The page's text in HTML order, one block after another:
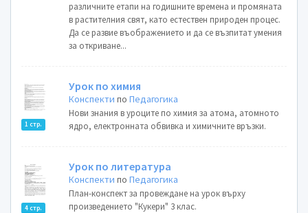
различните етапи на годишните времена и промяната
в растителния свят, като естествен природен процес.
Да се развие въображението и да се възпитат умения
за откриване...
1 стр.
Урок по химия
Конспекти поПедагогика
Нови знания в уроците по химия за атома, атомното
ядро, електронната обвивка и химичните връзки.
4 стр.
Урок по литература
Конспекти поПедагогика
План-конспект за провеждане на урок върху
произведението "Кукери" 3 клас.